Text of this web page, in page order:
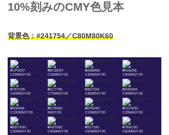
10%刻みのCMY色見本
背景色：#241754／C80M80K60
#CF9297
C20M50Y30
#BC8D97
C30M50Y30
#A88896
C40M50Y30
#918296
C50M50Y30
#787C95
C60M50Y30
#5C7795
C70M50Y30
#367294
C80M50Y30
#006D94
C90M50Y30
#006994
C100M50Y30
#EF858C
M60Y30
#DF828C
C10M60Y30
#CD7E8C
C20M60Y30
#BB7A8C
C30M60Y30
#A8758C
C40M60Y30
#92718C
C50M60Y30
#7B6C8C
C60M60Y30